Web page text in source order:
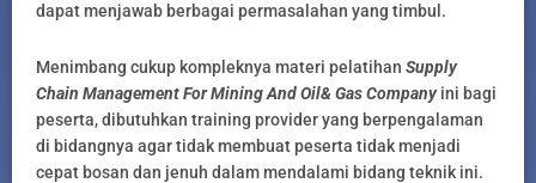
dapat menjawab berbagai permasalahan yang timbul.
Menimbang cukup kompleknya materi pelatihan Supply
Chain Management For Mining And Oil& Gas Companyini bagi
peserta, dibutuhkan training provider yang berpengalaman
di bidangnya agar tidak membuat peserta tidak menjadi
cepat bosan dan jenuh dalam mendalami bidang teknik ini.